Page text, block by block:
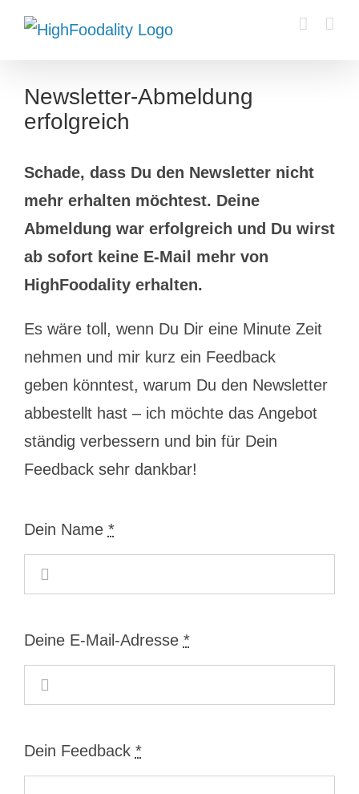
Zum
Inhalt
Newsletter-Abmeldung
erfolgreich
Schade, dass Du den Newsletter nicht
mehr erhalten möchtest. Deine
Abmeldung war erfolgreich und Du wirst
ab sofort keine E-Mail mehr von
HighFoodality erhalten.
Es wäre toll, wenn Du Dir eine Minute Zeit
nehmen und mir kurz ein Feedback
geben könntest, warum Du den Newsletter
abbestellt hast – ich möchte das Angebot
ständig verbessern und bin für Dein
Feedback sehr dankbar!
Dein Name *
Deine E-Mail-Adresse *
Dein Feedback *